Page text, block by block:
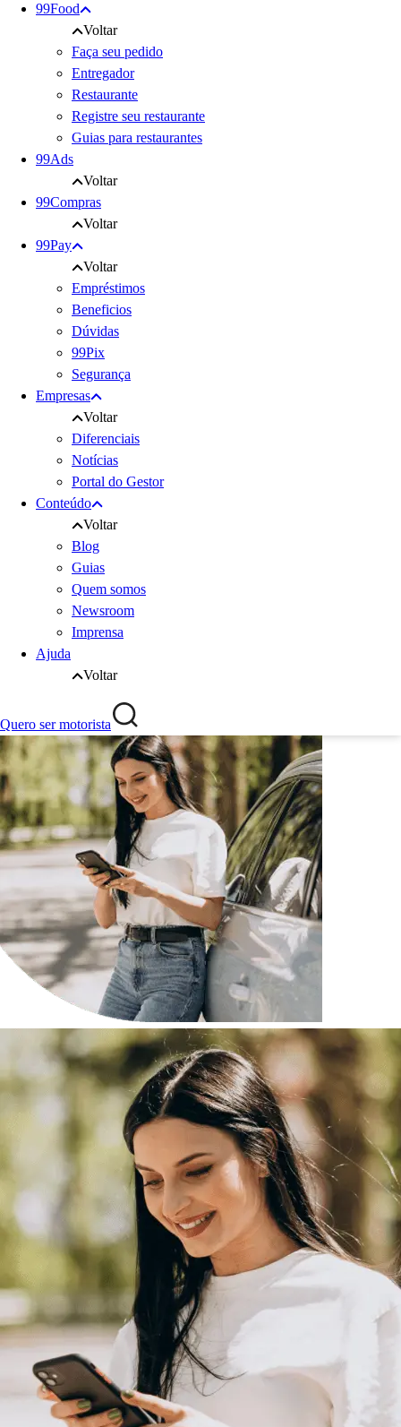
99Food
Voltar
Faça seu pedido
Entregador
Restaurante
Registre seu restaurante
Guias para restaurantes
99Ads
Voltar
99Compras
Voltar
99Pay
Voltar
Empréstimos
Beneficios
Dúvidas
99Pix
Segurança
Empresas
Voltar
Diferenciais
Notícias
Portal do Gestor
Conteúdo
Voltar
Blog
Guias
Quem somos
Newsroom
Imprensa
Ajuda
Voltar
Quero ser motorista